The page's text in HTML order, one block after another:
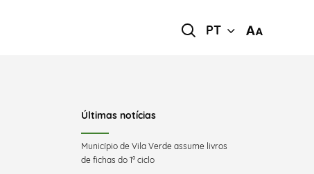
PT
Últimas notícias
Município de Vila Verde assume livros
de fichas do 1º ciclo